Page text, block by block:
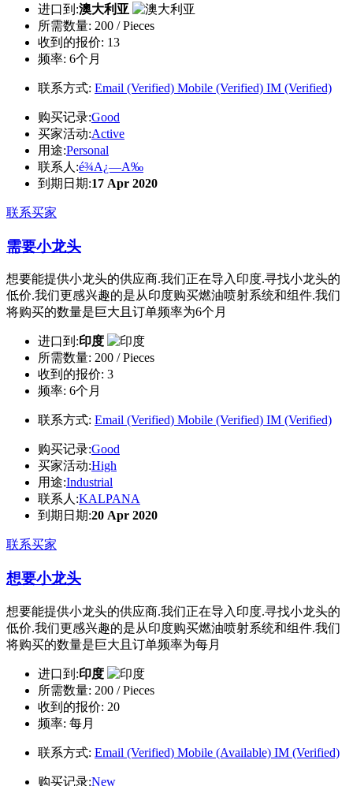
进口到:澳大利亚
所需数量: 200 / Pieces
收到的报价: 13
频率: 6个月
联系方式: Email (Verified) Mobile (Verified) IM (Verified)
购买记录:Good
买家活动:Active
用途:Personal
联系人:é¾A¿—A‰
到期日期:17 Apr 2020
联系买家
需要小龙头
想要能提供小龙头的供应商.我们正在导入印度.寻找小龙头的
低价.我们更感兴趣的是从印度购买燃油喷射系统和组件.我们
将购买的数量是巨大且订单频率为6个月
进口到:印度
所需数量: 200 / Pieces
收到的报价: 3
频率: 6个月
联系方式: Email (Verified) Mobile (Verified) IM (Verified)
购买记录:Good
买家活动:High
用途:Industrial
联系人:KALPANA
到期日期:20 Apr 2020
联系买家
想要小龙头
想要能提供小龙头的供应商.我们正在导入印度.寻找小龙头的
低价.我们更感兴趣的是从印度购买燃油喷射系统和组件.我们
将购买的数量是巨大且订单频率为每月
进口到:印度
所需数量: 200 / Pieces
收到的报价: 20
频率: 每月
联系方式: Email (Verified) Mobile (Available) IM (Verified)
购买记录:New